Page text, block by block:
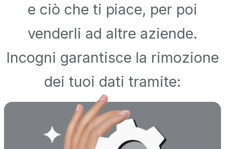
e ciò che ti piace, per poi
venderli ad altre aziende.
Incogni garantisce la rimozione
dei tuoi dati tramite: